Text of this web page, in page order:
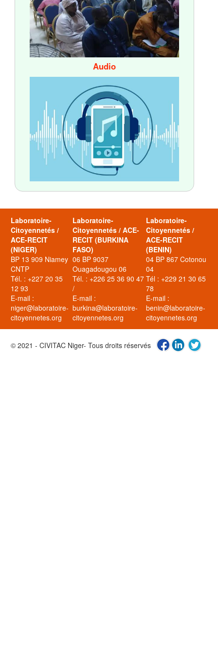
Audio
Laboratoire-
Citoyennetés /
ACE-RECIT
(NIGER)
BP 13 909 Niamey
CNTP
Tél. : +227 20 35
12 93
E-mail :
niger@laboratoire-
citoyennetes.org
Laboratoire-
Citoyennetés / ACE-
RECIT (BURKINA
FASO)
06 BP 9037
Ouagadougou 06
Tél. : +226 25 36 90 47
/
E-mail :
burkina@laboratoire-
citoyennetes.org
Laboratoire-
Citoyennetés /
ACE-RECIT
(BENIN)
04 BP 867 Cotonou
04
Tél : +229 21 30 65
78
E-mail :
benin@laboratoire-
citoyennetes.org
© 2021 - CIVITAC Niger- Tous droits réservés